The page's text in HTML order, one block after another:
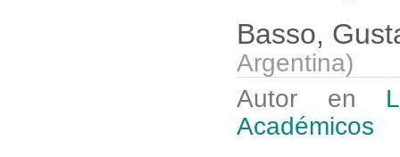
Basso,
Argentina)
Autor en
Académicos